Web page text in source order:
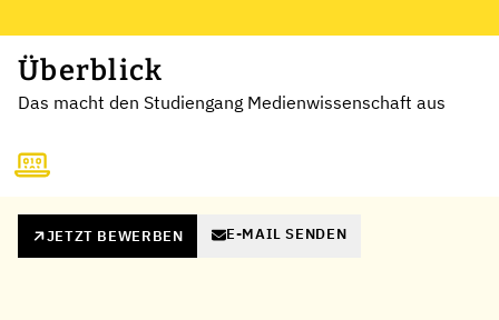
Überblick
Das macht den Studiengang Medienwissenschaft aus
JETZT BEWERBEN E-MAIL SENDEN